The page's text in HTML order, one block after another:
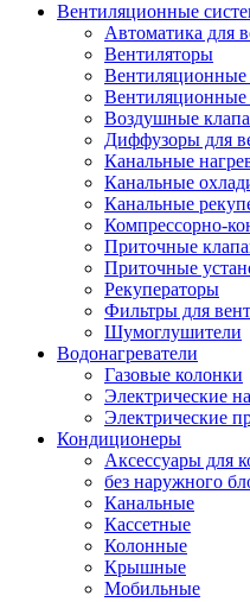
Вентиляционные
Автоматика для
Вентиляторы
Вентиляционные
Вентиляционные
Воздушные
Диффузоры для
Канальные
Канальные
Канальные
Компрессорно-
Приточные
Приточные
Рекуператоры
Фильтры для
Шумоглушители
Водонагреватели
Газовые колонки
Электрические
Электрические
Кондиционеры
Аксессуары для
без наружного
Канальные
Кассетные
Колонные
Крышные
Мобильные